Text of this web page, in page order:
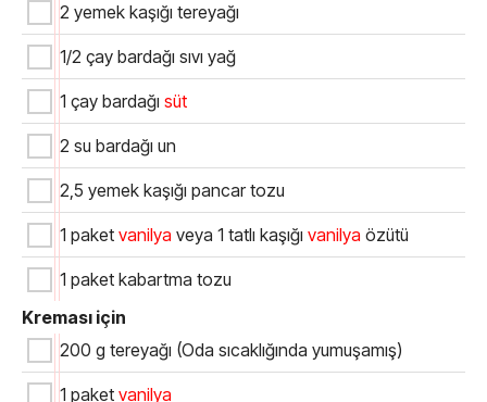
2 yemek kaşığı tereyağı
1/2 çay bardağı sıvı yağ
1 çay bardağı süt
2 su bardağı un
2,5 yemek kaşığı pancar tozu
1 paket vanilya veya 1 tatlı kaşığı vanilya özütü
1 paket kabartma tozu
Kreması için
200 g tereyağı (Oda sıcaklığında yumuşamış)
1 paket vanilya